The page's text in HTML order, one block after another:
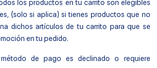
los productos en tu carrito son elegibles
(solo si aplica) si tienes productos que no
dichos artículos de tu carrito para que se
en tu pedido.
de pago es declinado o requiere